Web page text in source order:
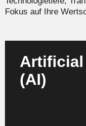
Fokus auf Ihre
(AI)
Wir entwickeln
z.B. für